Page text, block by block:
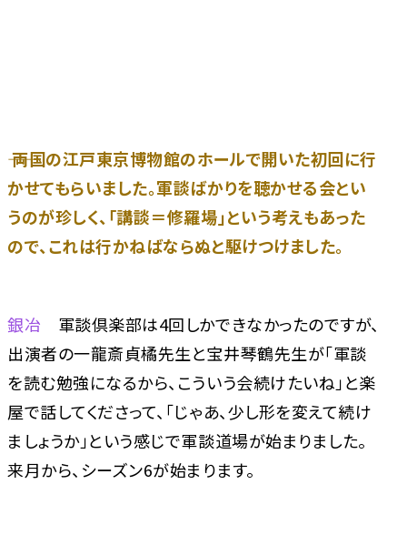
―― 両国の江戸東京博物館のホールで開いた初回に行
かせてもらいました。軍談ばかりを聴かせる会とい
うのが珍しく、「講談＝修羅場」という考えもあった
ので、これは行かねばならぬと駆けつけました。
銀冶 軍談倶楽部は4回しかできなかったのですが、
出演者の一龍斎貞橘先生と宝井琴鶴先生が「軍談
を読む勉強になるから、こういう会続けたいね」と楽
屋で話してくださって、「じゃあ、少し形を変えて続け
ましょうか」という感じで軍談道場が始まりました。
来月から、シーズン6が始まります。